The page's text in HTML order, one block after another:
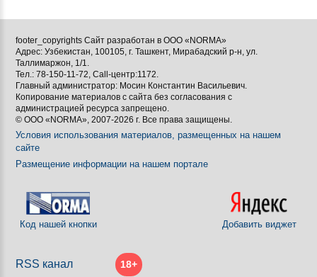
footer_copyrights Сайт разработан в ООО «NORMA»
Адрес: Узбекистан, 100105, г. Ташкент, Мирабадский р-н, ул.
Таллимаржон, 1/1.
Тел.: 78-150-11-72, Call-центр:1172.
Главный администратор: Мосин Константин Васильевич.
Копирование материалов с сайта без согласования с
администрацией ресурса запрещено.
© ООО «NORMA», 2007-2026 г. Все права защищены.
Условия использования материалов, размещенных на нашем
сайте
Размещение информации на нашем портале
Код нашей кнопки Добавить виджет
RSS канал 18+